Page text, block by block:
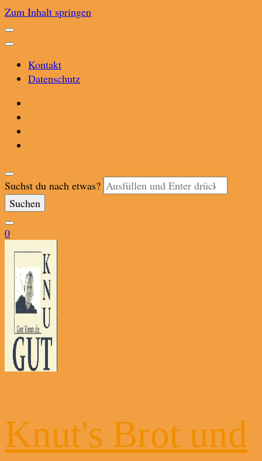
Zum Inhalt springen
Kontakt
Datenschutz
Suchst du nach etwas?
0
Knut's Brot und